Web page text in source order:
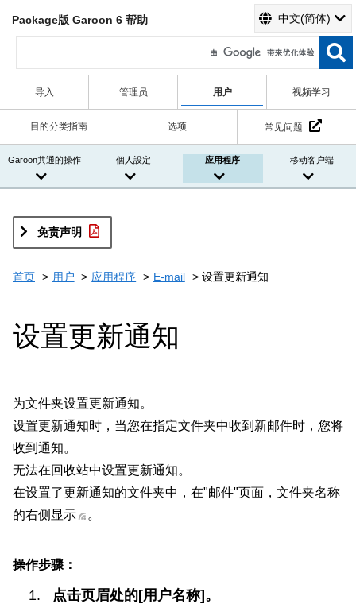
Package版 Garoon 6 帮助 中文(简体)
导入 管理员 用户 视频学习
目的分类指南 选项 常见问题
Garoon共通的操作 個人設定 应用程序 移动客户端
免责声明
首页 用户 应用程序 E-mail 设置更新通知
设置更新通知
为文件夹设置更新通知。
设置更新通知时，当您在指定文件夹中收到新邮件时，您将
收到通知。
无法在回收站中设置更新通知。
在设置了更新通知的文件夹中，在"邮件"页面，文件夹名称
的右侧显示
。
操作步骤：
点击页眉处的[用户名称]。